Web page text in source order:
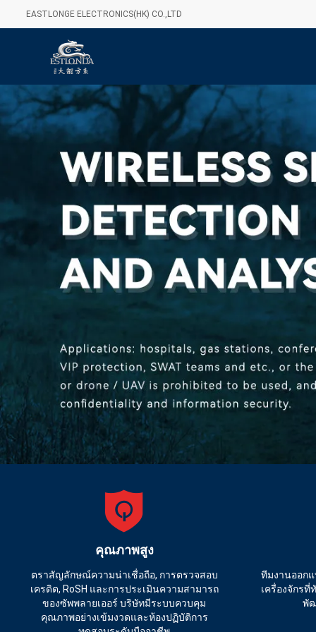
EASTLONGE ELECTRONICS(HK) CO.,LTD
คุณภาพสูง
ตราสัญลักษณ์ความน่าเชื่อถือ, การตรวจสอบ
เครดิต, RoSH และการประเมินความสามารถ
ของซัพพลายเออร์ บริษัทมีระบบควบคุม
คุณภาพอย่างเข้มงวดและห้องปฏิบัติการ
ทีมงานออก
เครื่องจักรที่
พั